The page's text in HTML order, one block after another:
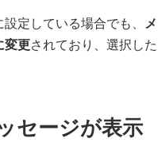
定している場合でも、
メ
変更されており、選択した
セージが表示